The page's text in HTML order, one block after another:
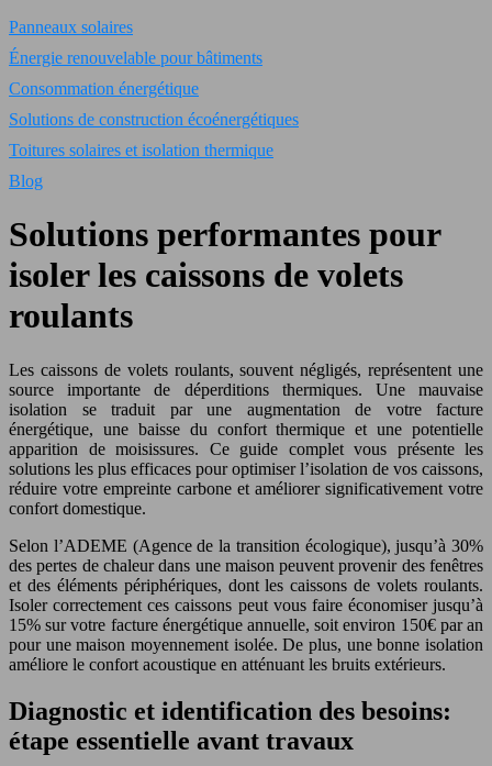
Panneaux solaires
Énergie renouvelable pour bâtiments
Consommation énergétique
Solutions de construction écoénergétiques
Toitures solaires et isolation thermique
Blog
Solutions performantes pour
isoler les caissons de volets
roulants
Les caissons de volets roulants, souvent négligés, représentent une
source importante de déperditions thermiques. Une mauvaise
isolation se traduit par une augmentation de votre facture
énergétique, une baisse du confort thermique et une potentielle
apparition de moisissures. Ce guide complet vous présente les
solutions les plus efficaces pour optimiser l’isolation de vos caissons,
réduire votre empreinte carbone et améliorer significativement votre
confort domestique.
Selon l’ADEME (Agence de la transition écologique), jusqu’à 30%
des pertes de chaleur dans une maison peuvent provenir des fenêtres
et des éléments périphériques, dont les caissons de volets roulants.
Isoler correctement ces caissons peut vous faire économiser jusqu’à
15% sur votre facture énergétique annuelle, soit environ 150€ par an
pour une maison moyennement isolée. De plus, une bonne isolation
améliore le confort acoustique en atténuant les bruits extérieurs.
Diagnostic et identification des besoins:
étape essentielle avant travaux